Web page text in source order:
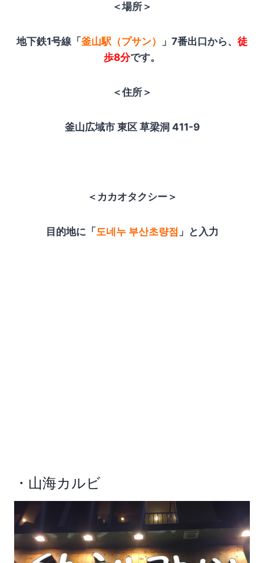
＜場所＞
地下鉄1号線「 釜山駅（プサン） 」7番出口から、 徒
歩8分です。
＜住所＞
釜山広域市 東区 草梁洞 411-9
＜カカオタクシー＞
目的地に「 도네누 부산초량점 」と入力
・山海カルビ